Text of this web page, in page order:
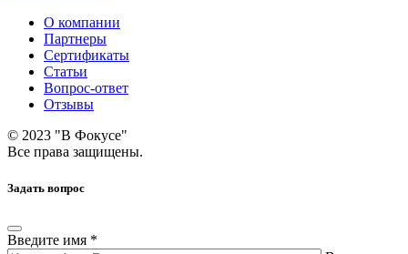
О компании
Партнеры
Сертификаты
Статьи
Вопрос-ответ
Отзывы
© 2023 "В Фокусе"
Все права защищены.
Задать вопрос
Введите имя *